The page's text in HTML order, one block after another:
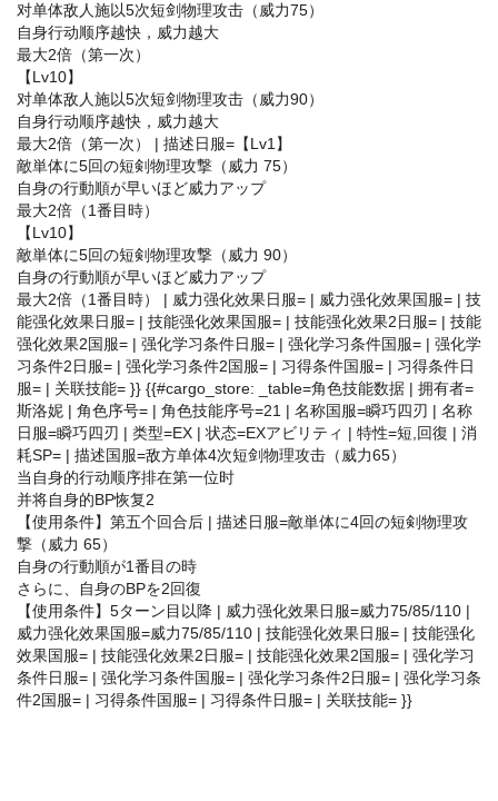
对单体敌人施以5次短剑物理攻击（威力75）
自身行动顺序越快，威力越大
最大2倍（第一次）
【Lv10】
对单体敌人施以5次短剑物理攻击（威力90）
自身行动顺序越快，威力越大
最大2倍（第一次） | 描述日服=【Lv1】
敵単体に5回の短剣物理攻撃（威力 75）
自身の行動順が早いほど威力アップ
最大2倍（1番目時）
【Lv10】
敵単体に5回の短剣物理攻撃（威力 90）
自身の行動順が早いほど威力アップ
最大2倍（1番目時） | 威力强化效果日服= | 威力强化效果国服= | 技
能强化效果日服= | 技能强化效果国服= | 技能强化效果2日服= | 技能
强化效果2国服= | 强化学习条件日服= | 强化学习条件国服= | 强化学
习条件2日服= | 强化学习条件2国服= | 习得条件国服= | 习得条件日
服= | 关联技能= }} {{#cargo_store: _table=角色技能数据 | 拥有者=
斯洛妮 | 角色序号= | 角色技能序号=21 | 名称国服=瞬巧四刃 | 名称
日服=瞬巧四刃 | 类型=EX | 状态=EXアビリティ | 特性=短,回復 | 消
耗SP= | 描述国服=敌方单体4次短剑物理攻击（威力65）
当自身的行动顺序排在第一位时
并将自身的BP恢复2
【使用条件】第五个回合后 | 描述日服=敵単体に4回の短剣物理攻
撃（威力 65）
自身の行動順が1番目の時
さらに、自身のBPを2回復
【使用条件】5ターン目以降 | 威力强化效果日服=威力75/85/110 |
威力强化效果国服=威力75/85/110 | 技能强化效果日服= | 技能强化
效果国服= | 技能强化效果2日服= | 技能强化效果2国服= | 强化学习
条件日服= | 强化学习条件国服= | 强化学习条件2日服= | 强化学习条
件2国服= | 习得条件国服= | 习得条件日服= | 关联技能= }}